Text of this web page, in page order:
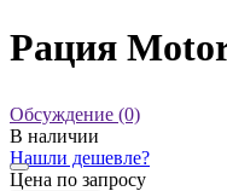
Рация
Обсуждение (0)
В наличии
Нашли дешевле?
Цена по запросу